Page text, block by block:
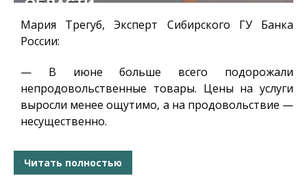
Мария Трегуб, Эксперт Сибирского ГУ Банка
России:
— В июне больше всего подорожали
непродовольственные товары. Цены на услуги
выросли менее ощутимо, а на продовольствие —
несущественно.
Читать полностью